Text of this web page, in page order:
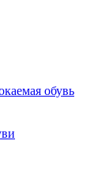
обувь